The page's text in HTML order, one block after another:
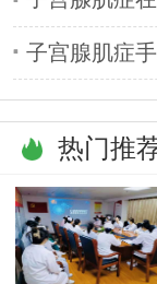
子宫腺肌症
热门推